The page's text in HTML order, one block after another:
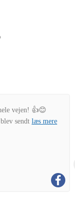
vejen! 👍😊
sendt læs mere